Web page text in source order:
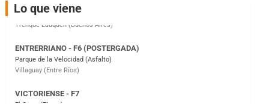
Lo que viene
Parque de la Velocidad (Asfalto)
Victoria (Entre Ríos)